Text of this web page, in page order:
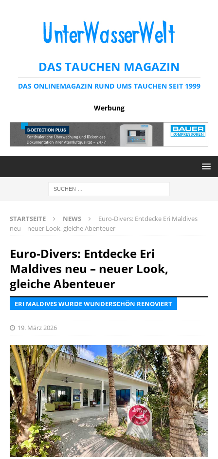
DAS TAUCHEN MAGAZIN
DAS ONLINEMAGAZIN RUND UMS TAUCHEN SEIT 1999
Werbung
STARTSEITE NEWS
Euro-Divers: Entdecke Eri Maldives
neu – neuer Look, gleiche Abenteuer
Euro-Divers: Entdecke Eri
Maldives neu – neuer Look,
gleiche Abenteuer
ERI MALDIVES WURDE WUNDERSCHÖN RENOVIERT
19. März 2026